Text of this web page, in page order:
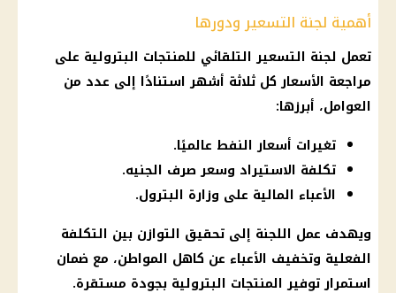
أهمية لجنة التسعير ودورها
تعمل لجنة التسعير التلقائي للمنتجات البترولية على
مراجعة الأسعاركل ثلاثة أشهر استنادًا إلى عدد من
العوامل، أبرزها:
تغيرات أسعار النفط عالميًا.
تكلفة الاستيراد وسعر صرف الجنيه.
الأعباء المالية على وزارة البترول.
ويهدف عمل اللجنة إلى تحقيق التوازن بين التكلفة
الفعلية وتخفيف الأعباء عن كاهل المواطن، مع ضمان
استمرار توفير المنتجات البترولية بجودة مستقرة.